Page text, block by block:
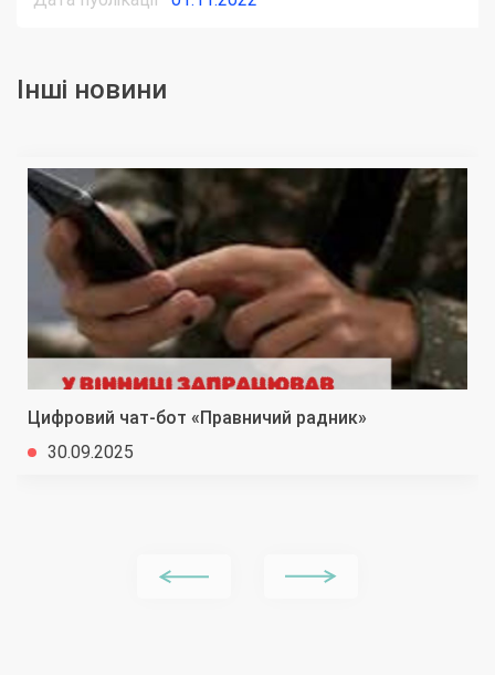
Інші новини
Цифровий чат-бот «Правничий радник»
30.09.2025